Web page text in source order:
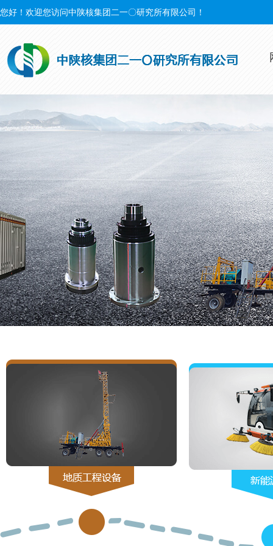
您好！欢迎您访问中陕核集团二一〇研究所有限公司！